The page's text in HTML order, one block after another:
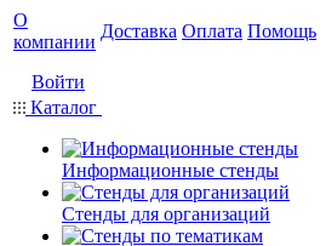
О
компании
Доставка Оплата Помощь
Войти
Каталог
Информационные стенды
Стенды для организаций